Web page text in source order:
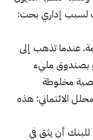
عندما تذهب إلى
بصندوق مليء
مخلوطة
الائتماني: هذه
للبنك أن يثق في